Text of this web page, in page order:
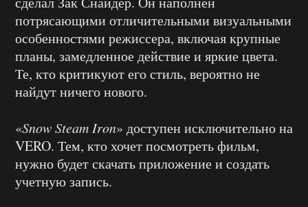
потрясающими отличительными визуальными
особенностями режиссера, включая крупные
планы, замедленное действие и яркие цвета.
Те, кто критикуют его стиль, вероятно не
найдут ничего нового.
«Snow Steam Iron» доступен исключительно на
VERO. Тем, кто хочет посмотреть фильм,
нужно будет скачать приложение и создать
учетную запись.